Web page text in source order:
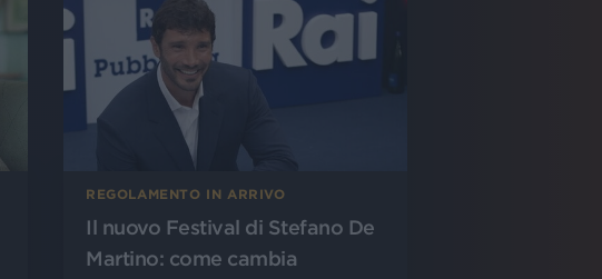
REGOLAMENTO IN ARRIVO
Il nuovo Festival di Stefano De
Martino: come cambia